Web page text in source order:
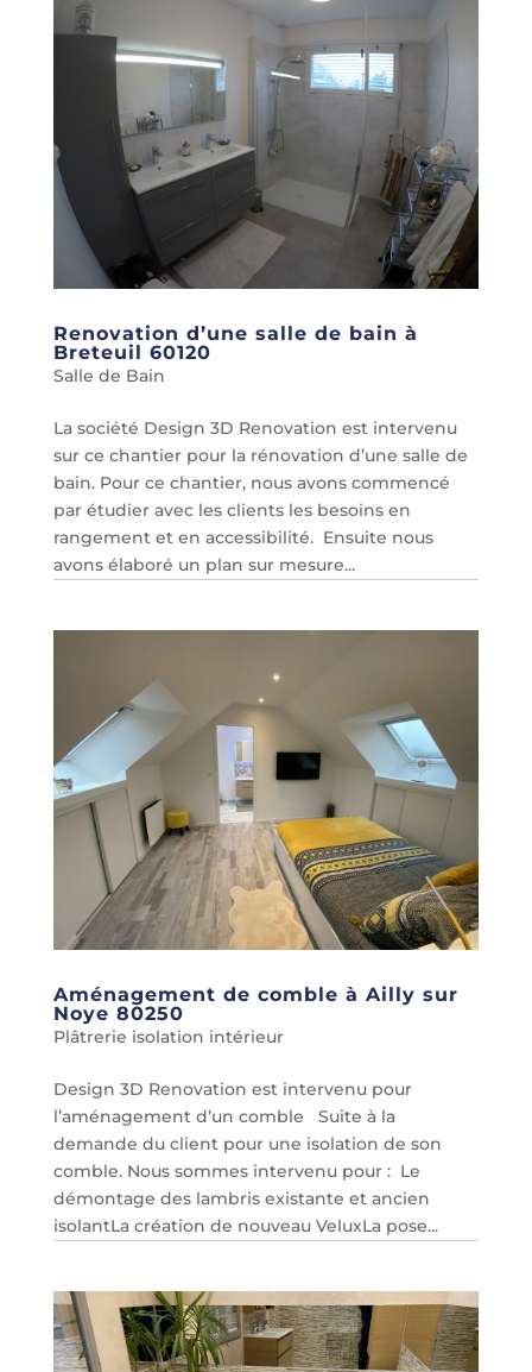
Renovation d’une salle de bain à
Breteuil 60120
Salle de Bain
La société Design 3D Renovation est intervenu
sur ce chantier pour la rénovation d’une salle de
bain. Pour ce chantier, nous avons commencé
par étudier avec les clients les besoins en
rangement et en accessibilité. Ensuite nous
avons élaboré un plan sur mesure...
Aménagement de comble à Ailly sur
Noye 80250
Plâtrerie isolation intérieur
Design 3D Renovation est intervenu pour
l’aménagement d’un comble Suite à la
demande du client pour une isolation de son
comble. Nous sommes intervenu pour : Le
démontage des lambris existante et ancien
isolantLa création de nouveau VeluxLa pose...